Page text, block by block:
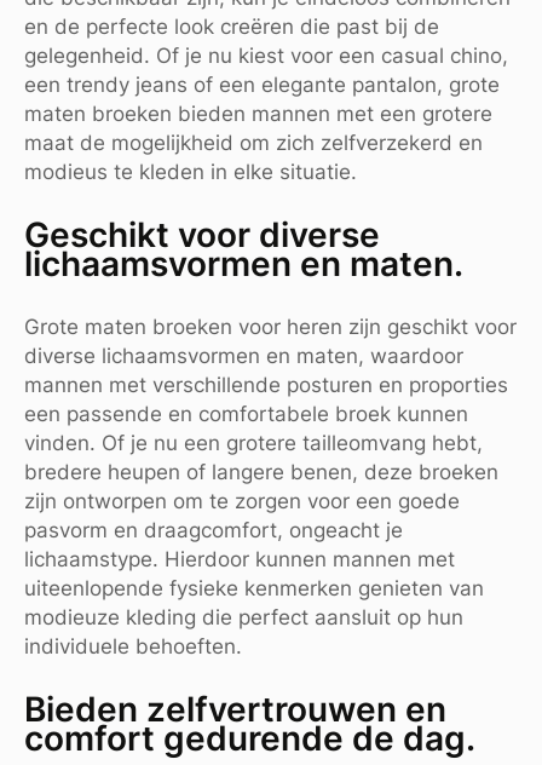
en de perfecte look creëren die past bij de
gelegenheid. Of je nu kiest voor een casual chino,
een trendy jeans of een elegante pantalon, grote
maten broeken bieden mannen met een grotere
maat de mogelijkheid om zich zelfverzekerd en
modieus te kleden in elke situatie.
Geschikt voor diverse
lichaamsvormen en maten.
Grote maten broeken voor heren zijn geschikt voor
diverse lichaamsvormen en maten, waardoor
mannen met verschillende posturen en proporties
een passende en comfortabele broek kunnen
vinden. Of je nu een grotere tailleomvang hebt,
bredere heupen of langere benen, deze broeken
zijn ontworpen om te zorgen voor een goede
pasvorm en draagcomfort, ongeacht je
lichaamstype. Hierdoor kunnen mannen met
uiteenlopende fysieke kenmerken genieten van
modieuze kleding die perfect aansluit op hun
individuele behoeften.
Bieden zelfvertrouwen en
comfort gedurende de dag.